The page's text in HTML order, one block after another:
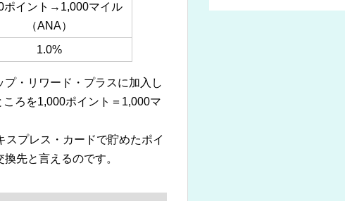
ポイント→1,000マイル
（ANA）
1.0%
・リワード・プラスに加入し
ろを1,000ポイント＝1,000マ
プレス・カードで貯めたポイ
先と言えるのです。